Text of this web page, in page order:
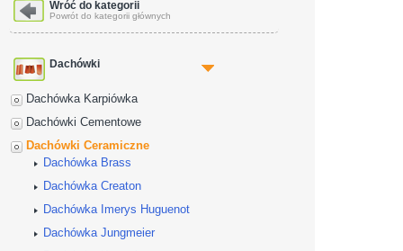
Wróć do kategorii
Powrót do kategorii głównych
Dachówki
Dachówka Karpiówka
Dachówki Cementowe
Dachówki Ceramiczne
Dachówka Brass
Dachówka Creaton
Dachówka Imerys Huguenot
Dachówka Jungmeier